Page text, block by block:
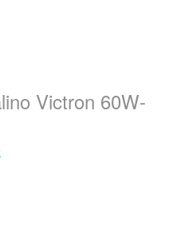
Victron 60W-